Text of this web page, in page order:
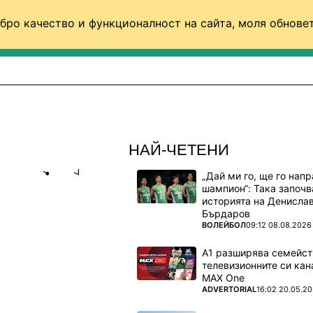
качество и функционалност на сайта, моля
НАЙ-ЧЕТЕНИ
„Дай ми го, ще го
шампион“: Така
историята на Денислав
Бърдаров
ПОВЕЧЕ ОТ
ВОЛЕЙБОЛ09:12 08.08.2026
А1 разширява
телевизионните си
MAX One
ПОВЕЧЕ ОТ
ADVERTORIAL16:02